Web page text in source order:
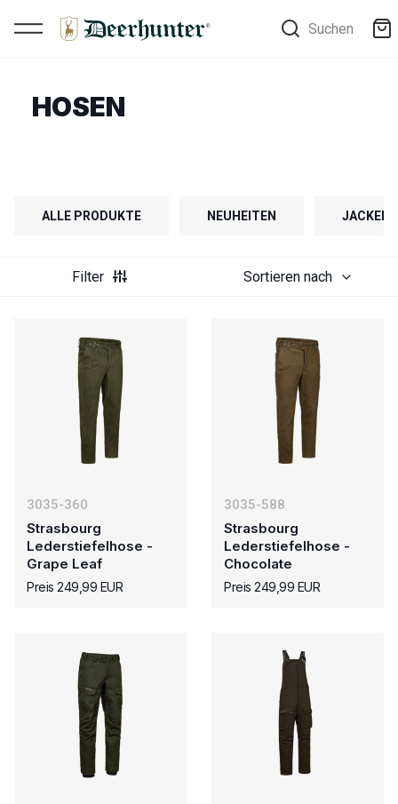
Suchen
HOSEN
ALLE PRODUKTE NEUHEITEN JACKEN
Filter Sortieren nach
3035-360
Strasbourg
Lederstiefelhose -
Grape Leaf
Preis 249,99 EUR
3035-588
Strasbourg
Lederstiefelhose -
Chocolate
Preis 249,99 EUR